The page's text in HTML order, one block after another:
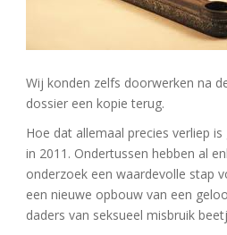
Wij konden zelfs doorwerken na
dossier een kopie terug.
Hoe dat allemaal precies verliep
in 2011. Ondertussen hebben al
onderzoek een waardevolle stap
een nieuwe opbouw van een
daders van seksueel misbruik